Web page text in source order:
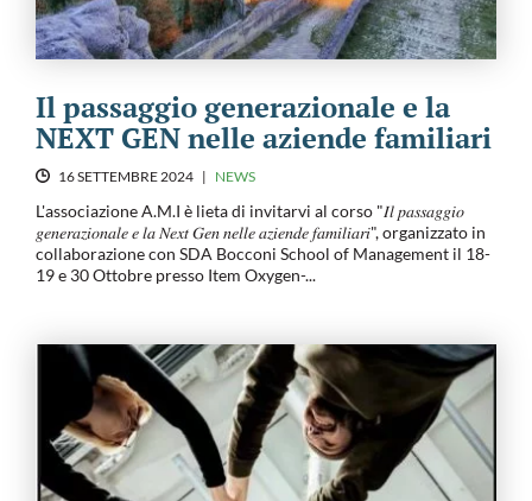
Il passaggio generazionale e la
NEXT GEN nelle aziende familiari
16 SETTEMBRE 2024 | NEWS
L'associazione A.M.I è lieta di invitarvi al corso "𝐼𝑙 𝑝𝑎𝑠𝑠𝑎𝑔𝑔𝑖𝑜
𝑔𝑒𝑛𝑒𝑟𝑎𝑧𝑖𝑜𝑛𝑎𝑙𝑒 𝑒 𝑙𝑎 𝑁𝑒𝑥𝑡 𝐺𝑒𝑛 𝑛𝑒𝑙𝑙𝑒 𝑎𝑧𝑖𝑒𝑛𝑑𝑒 𝑓𝑎𝑚𝑖𝑙𝑖𝑎𝑟𝑖", organizzato in
collaborazione con SDA Bocconi School of Management il 18-
19 e 30 Ottobre presso Item Oxygen-...